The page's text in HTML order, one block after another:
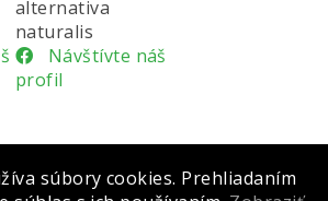
alternativa
naturalis
Návštívte náš
profil
podmienky | Cookies |
súbory cookies. Prehliadaním